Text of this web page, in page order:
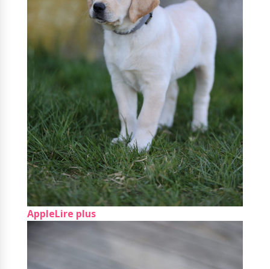
AppleLire plus